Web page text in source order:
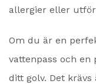
allergier eller
Om du är en
vattenpass och
ditt golv. Det